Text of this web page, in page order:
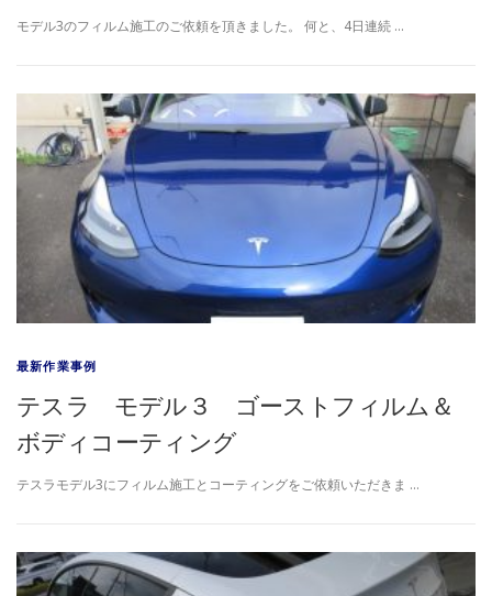
モデル3のフィルム施工のご依頼を頂きました。 何と、4日連続 …
最新作業事例
テスラ モデル３ ゴーストフィルム＆
ボディコーティング
テスラモデル3にフィルム施工とコーティングをご依頼いただきま …